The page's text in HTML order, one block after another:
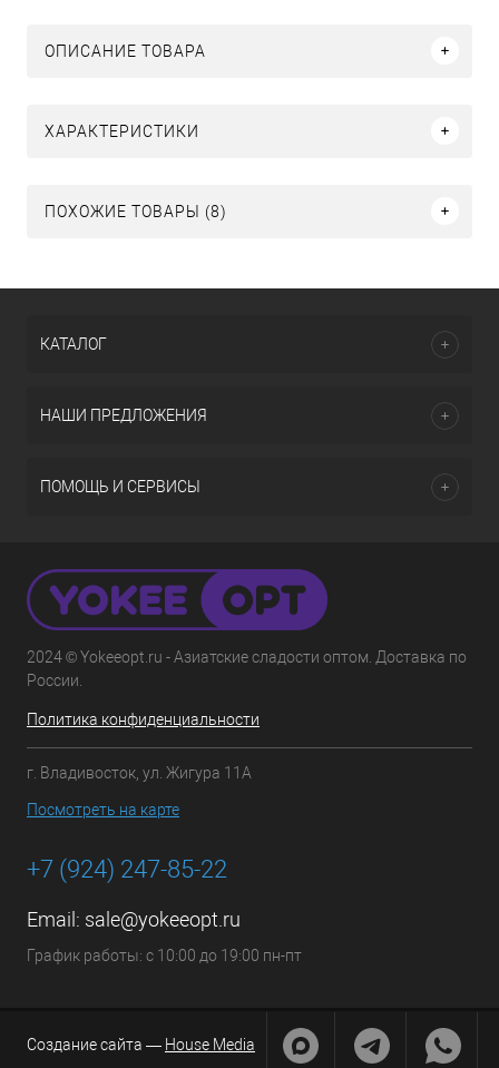
ОПИСАНИЕ ТОВАРА
ХАРАКТЕРИСТИКИ
ПОХОЖИЕ ТОВАРЫ (8)
КАТАЛОГ
НАШИ ПРЕДЛОЖЕНИЯ
ПОМОЩЬ И СЕРВИСЫ
2024 © Yokeeopt.ru - Азиатские сладости оптом. Доставка по
России.
Политика конфиденциальности
г. Владивосток, ул. Жигура 11А
Посмотреть на карте
+7 (924) 247-85-22
Email: sale@yokeeopt.ru
График работы: с 10:00 до 19:00 пн-пт
Создание сайта — House Media